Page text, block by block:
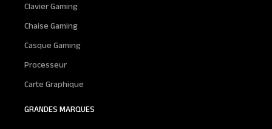
Clavier Gaming
Chaise Gaming
Casque Gaming
Processeur
Carte Graphique
GRANDES MARQUES